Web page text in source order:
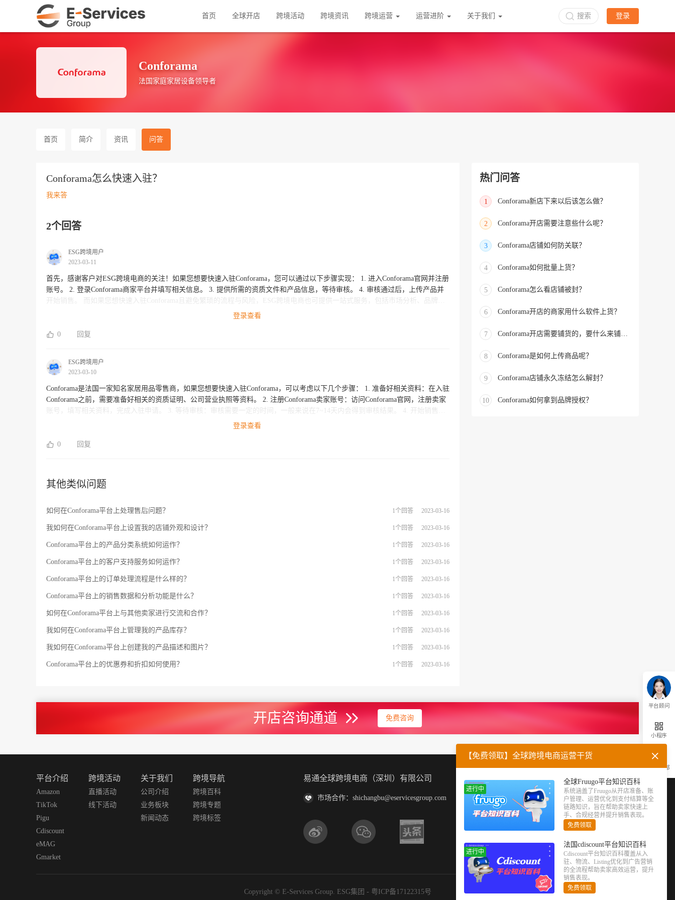
首页 全球开店 跨境活动 跨境资讯 跨境运营 运营进阶 关于我们 搜索 登录
Conforama
法国家庭家居设备领导者
首页 简介 资讯 问答
Conforama怎么快速入驻？
我来答
2个回答
ESG跨境用户
2023-03-11
首先，感谢客户对ESG跨境电商的关注！如果您想要快速入驻Conforama，您可以通过以下步骤实现： 1. 进入Conforama官网并注册
账号。 2. 登录Conforama商家平台并填写相关信息。 3. 提供所需的资质文件和产品信息，等待审核。 4. 审核通过后，上传产品并
开始销售。 而如果您想快速入驻Conforama且避免繁琐的流程与风险，ESG跨境电商也可提供一站式服务，包括市场分析、品牌定
位、营销策略、上架管理等全流程服务。我们的专业团队将为您量身制定整体方案，帮助您快速进入Conforama市场并获得商机。
登录查看
0 回复
ESG跨境用户
2023-03-10
Conforama是法国一家知名家居用品零售商，如果您想要快速入驻Conforama，可以考虑以下几个步骤： 1. 准备好相关资料：在入驻
Conforama之前，需要准备好相关的资质证明、公司营业执照等资料。 2. 注册Conforama卖家账号：访问Conforama官网，注册卖家
账号，填写相关资料，完成入驻申请。 3. 等待审核：审核需要一定的时间，一般来说在7~14天内会得到审核结果。 4. 开始销售：
审核通过后，您就可以在Conforama上架您的产品，开始销售了。 如果您需要更快速、更顺利地入驻Conforama，可以考虑找一家专
和风险，提高销售业绩。
登录查看
0 回复
其他类似问题
如何在Conforama平台上处理售后问题？ 1个回答 2023-03-16
我如何在Conforama平台上设置我的店铺外观和设计？ 1个回答 2023-03-16
Conforama平台上的产品分类系统如何运作？ 1个回答 2023-03-16
Conforama平台上的客户支持服务如何运作？ 1个回答 2023-03-16
Conforama平台上的订单处理流程是什么样的？ 1个回答 2023-03-16
Conforama平台上的销售数据和分析功能是什么？ 1个回答 2023-03-16
如何在Conforama平台上与其他卖家进行交流和合作？ 1个回答 2023-03-16
我如何在Conforama平台上管理我的产品库存？ 1个回答 2023-03-16
我如何在Conforama平台上创建我的产品描述和图片？ 1个回答 2023-03-16
Conforama平台上的优惠券和折扣如何使用？ 1个回答 2023-03-16
热门问答
1 Conforama新店下来以后该怎么做？
2 Conforama开店需要注意些什么呢？
3 Conforama店铺如何防关联？
4 Conforama如何批量上货？
5 Conforama怎么看店铺被封？
6 Conforama开店的商家用什么软件上货？
7
8 Conforama是如何上传商品呢？
9 Conforama店铺永久冻结怎么解封？
10 Conforama如何拿到品牌授权？
开店咨询通道 免费咨询
平台顾问
小程序
返回顶部
平台介绍
Amazon
TikTok
Pigu
Cdiscount
eMAG
Gmarket
跨境活动
直播活动
线下活动
关于我们
公司介绍
业务板块
新闻动态
跨境导航
跨境百科
跨境专题
跨境标签
易通全球跨境电商（深圳）有限公司
市场合作：shichangbu@eservicesgroup.com
企业微信 官方公众号
Copyright © E-Services Group. ESG集团 - 粤ICP备17122315号
【免费领取】全球跨境电商运营干货
进行中
全球Fruugo平台知识百科
系统涵盖了Fruugo从开店准备、账
户管理、运营优化到支付结算等全
链路知识，旨在帮助卖家快速上
手、合规经营并提升销售表现。
免费领取
进行中
法国cdiscount平台知识百科
Cdiscount平台知识百科覆盖从入
驻、物流、Listing优化到广告营销
的全流程帮助卖家高效运营，提升
销售表现。
免费领取